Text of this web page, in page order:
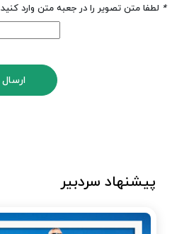
* لطفا متن تصویر را در جعبه متن وارد کنید
ارسال
پیشنهاد سردبیر